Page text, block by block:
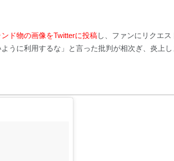
ド物の画像をTwitterに投稿し、ファンにリクエス
うに利用するな」と言った批判が相次ぎ、炎上し